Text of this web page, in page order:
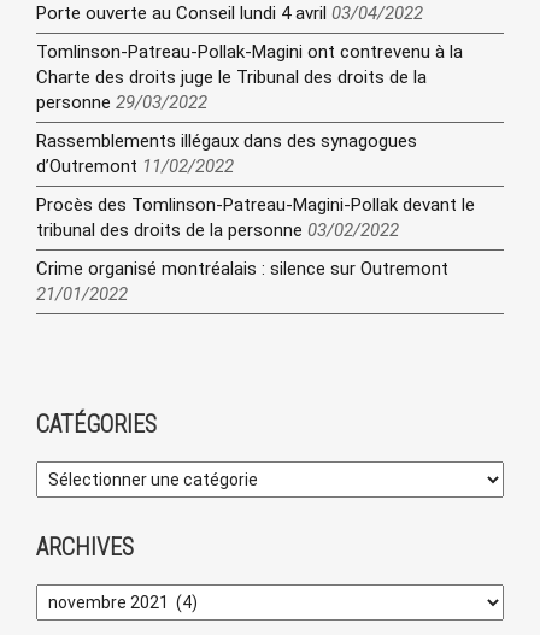
Porte ouverte au Conseil lundi 4 avril 03/04/2022
Tomlinson-Patreau-Pollak-Magini ont contrevenu à la
Charte des droits juge le Tribunal des droits de la
personne 29/03/2022
Rassemblements illégaux dans des synagogues
d’Outremont 11/02/2022
Procès des Tomlinson-Patreau-Magini-Pollak devant le
tribunal des droits de la personne 03/02/2022
Crime organisé montréalais : silence sur Outremont
21/01/2022
CATÉGORIES
ARCHIVES